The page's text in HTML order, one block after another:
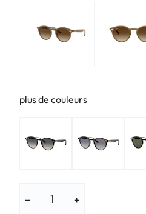
plus de couleurs
− +